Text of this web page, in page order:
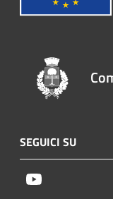
SEGUICI SU